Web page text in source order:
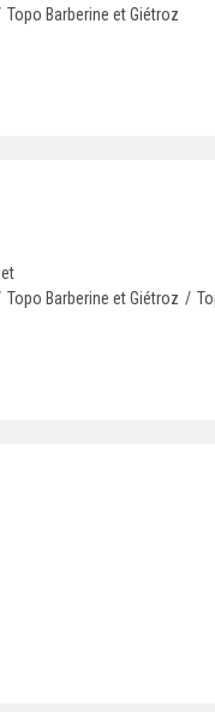
Topo Barberine et Giétroz
Topo Barberine et Giétroz /